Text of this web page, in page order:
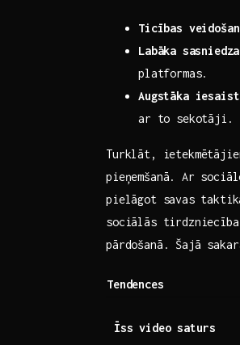
Ticības
Labāka
platformas.
Augstāka
ar to sekotāji.
Turklāt,
pieņemšanā. ⁤Ar
pielāgot savas
‍sociālās
pārdošanā. Šajā
Tendences
Īss video saturs